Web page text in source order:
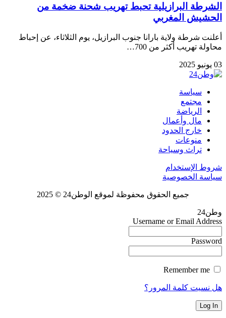
الشرطة البرازيلية تحبط تهريب شحنة ضخمة من
الحشيش المغربي
أعلنت شرطة ولاية بارانا جنوب البرازيل، يوم الثلاثاء، عن إحباط
محاولة تهريب أكثر من 700…
03 يونيو 2025
سياسة
مجتمع
الرياضة
مال وأعمال
خارج الحدود
منوعات
تراث وسياحة
شروط الإستخدام
سياسة الخصوصية
جميع الحقوق محفوظة لموقع الوطن24 © 2025
وطن24
Username or Email Address
Password
هل نسيت كلمة المرور؟